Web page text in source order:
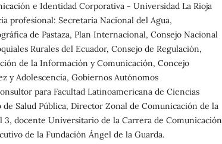
e Identidad Corporativa - Universidad La Rioja
profesional: Secretaria Nacional del Agua,
de Pastaza, Plan Internacional, Consejo Nacional
Rurales del Ecuador, Consejo de Regulación,
de la Información y Comunicación, Concejo
y Adolescencia, Gobiernos Autónomos
para Facultad Latinoamericana de Ciencias
Salud Pública, Director Zonal de Comunicación de la
3, docente Universitario de la Carrera de Comunicación
de la Fundación Ángel de la Guarda.